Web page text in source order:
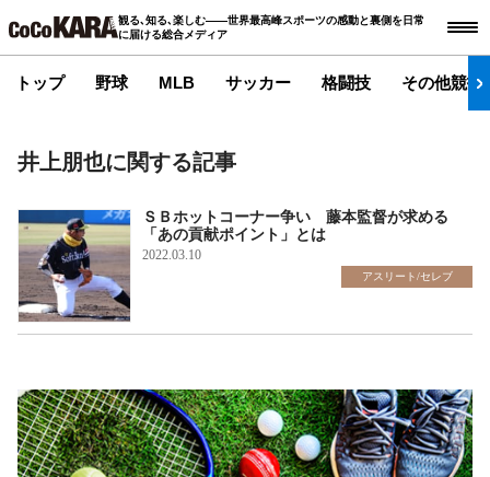
観る､知る､楽しむ――世界最高峰スポーツの感動と裏側を日常
に届ける総合メディア
トップ 野球 MLB サッカー 格闘技 その他競技
井上朋也に関する記事
ＳＢホットコーナー争い 藤本監督が求める
「あの貢献ポイント」とは
2022.03.10
アスリート/セレブ